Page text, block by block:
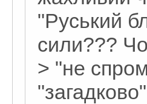
"Руський
сили???
> "не